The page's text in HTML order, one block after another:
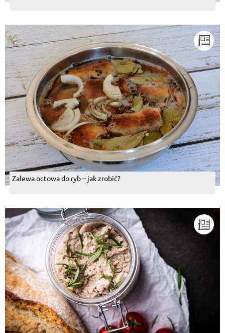
Zalewa octowa do ryb – jak zrobić?